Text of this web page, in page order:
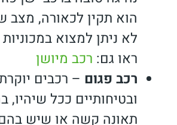
הוא תקין לכאורה, מצב
לא ניתן למצוא
ראו גם: רכב מיושן
רכב פגום – רכבים
ובטיחותיים ככל שיהיו,
תאונה קשה או שיש